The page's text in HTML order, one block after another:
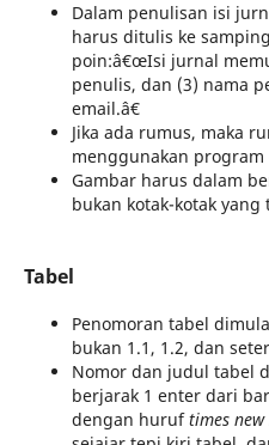
Dalam penulisan isi
harus ditulis ke
poin:â€œIsi jurnal
penulis, dan (3) nama
email.â€
Jika ada rumus, maka
menggunakan program
Gambar harus dalam
bukan kotak-kotak yang
Tabel
Penomoran tabel
bukan 1.1, 1.2, dan
Nomor dan judul tabel
berjarak 1 enter dari
dengan huruftimes